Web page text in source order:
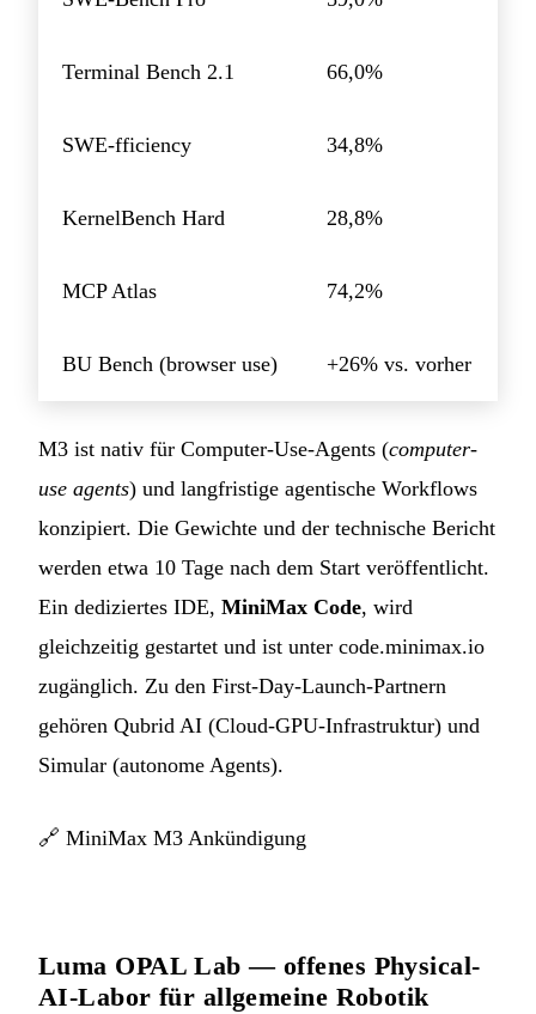
Terminal Bench 2.1 66,0%
SWE-fficiency 34,8%
KernelBench Hard 28,8%
MCP Atlas 74,2%
BU Bench (browser use) +26% vs. vorher
M3 ist nativ für Computer-Use-Agents (computer-
use agents) und langfristige agentische Workflows
konzipiert. Die Gewichte und der technische Bericht
werden etwa 10 Tage nach dem Start veröffentlicht.
Ein dediziertes IDE, MiniMax Code, wird
gleichzeitig gestartet und ist unter code.minimax.io
zugänglich. Zu den First-Day-Launch-Partnern
gehören Qubrid AI (Cloud-GPU-Infrastruktur) und
Simular (autonome Agents).
🔗 MiniMax M3 Ankündigung
Luma OPAL Lab — offenes Physical-
AI-Labor für allgemeine Robotik